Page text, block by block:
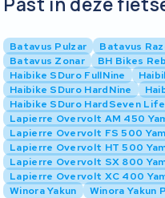
Batavus Pulzar Batavus
Batavus Zonar
BH Bikes
Haibike SDuro FullNine
Haibike SDuro HardNine
Haibike SDuro HardSeven Life
Lapierre Overvolt AM 450
Lapierre Overvolt FS 500
Lapierre Overvolt HT 500
Lapierre Overvolt SX 800
Lapierre Overvolt XC 400
Winora Yakun
Winora Yakun